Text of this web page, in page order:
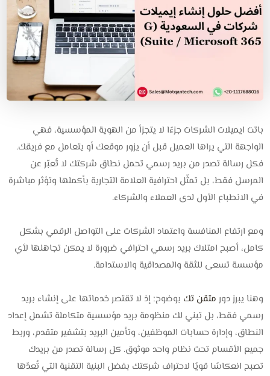
باتت ايميلات الشركات جزءًا لا يتجزأ من الهوية المؤسسية، فهي
الواجهة التي يراها العميل قبل أن يزور موقعك أو يتعامل مع فريقك.
فكل رسالة تصدر من بريد رسمي تحمل نطاق شركتك لا تُعبّر عن
المرسل فقط، بل تمثّل احترافية العلامة التجارية بأكملها وتؤثر مباشرة
في الانطباع الأول لدى العملاء والشركاء.
ومع ارتفاع المنافسة واعتماد الشركات على التواصل الرقمي بشكل
كامل، أصبح امتلاك بريد رسمي احترافي ضرورة لا يمكن تجاهلها لأي
مؤسسة تسعى للثقة والمصداقية والاستدامة.
وهنا يبرز دور متقن تك بوضوح؛ إذ لا تقتصر خدماتها على إنشاء بريد
رسمي فقط، بل تبني لك منظومة بريد مؤسسية متكاملة تشمل إعداد
النطاق، وإدارة حسابات الموظفين، وتأمين البريد بتشفير متقدم، وربط
جميع الأقسام تحت نظام واحد موثوق. كل رسالة تصدر من بريدك
تصبح انعكاسًا قويًا لاحتراف شركتك بفضل البنية التقنية التي تُعدّها